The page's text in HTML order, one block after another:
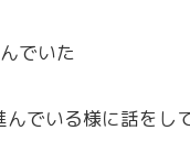
でいた
でいる様に話をし